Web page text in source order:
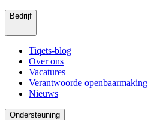
Bedrijf
Tiqets-blog
Over ons
Vacatures
Verantwoorde openbaarmaking
Nieuws
Ondersteuning